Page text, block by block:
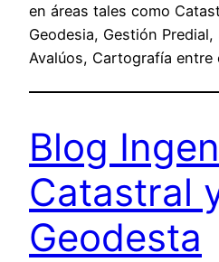
en áreas tales como
Geodesia, Gestión
Avalúos, Cartografía entre
Blog
Catastral
Geodesta